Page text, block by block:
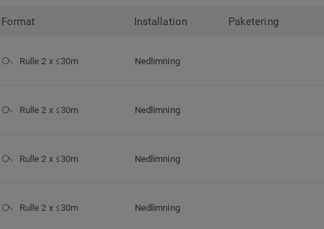
Format Installation Paketering
Rulle 2 x ≤30m Nedlimning
Rulle 2 x ≤30m Nedlimning
Rulle 2 x ≤30m Nedlimning
Rulle 2 x ≤30m Nedlimning